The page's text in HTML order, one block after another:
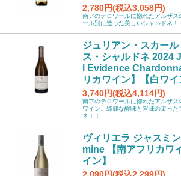
2,780円(税込3,058円)
南アのテロワールに惚れたアルザス
ール別に造った美しいシャルドネ！
ジュリアン・スカー
ス・シャルドネ 2024
l Evidence
リカワイン】【白ワイ
3,740円(税込4,114円)
南アのテロワールに惚れたアルザス
ワイン。綺麗な酸味と旨味の乗った
ネ！！
ヴィリエラ ジャスミ
mine 【南アフリカワ
イン】